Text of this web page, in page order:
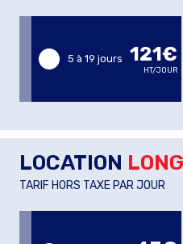
5 à 19 jours 121€
HT/JOUR
LOCATION
TARIF HORS TAXE PAR JOUR